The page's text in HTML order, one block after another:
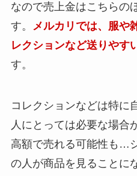
なので売上金はこちらの
す。 メルカリでは、服や
レクションなど送りやす
す。
コレクションなどは特に
人にとっては必要な場合
高額で売れる可能性も…
の人が商品を見ることに